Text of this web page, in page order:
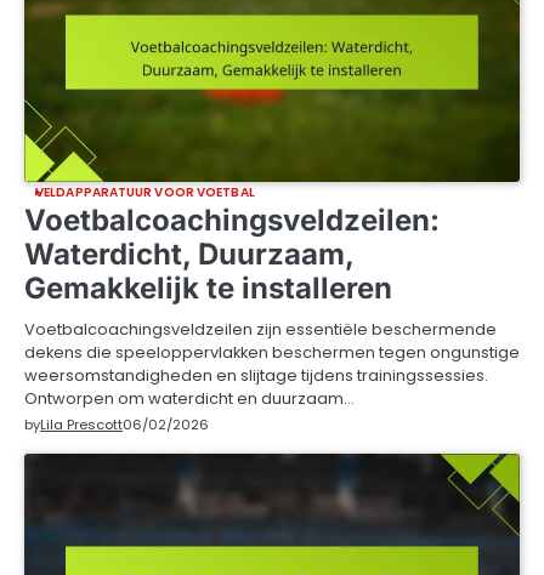
VELDAPPARATUUR VOOR VOETBAL
Voetbalcoachingsveldzeilen:
Waterdicht, Duurzaam,
Gemakkelijk te installeren
Voetbalcoachingsveldzeilen zijn essentiële beschermende
dekens die speeloppervlakken beschermen tegen ongunstige
weersomstandigheden en slijtage tijdens trainingssessies.
Ontworpen om waterdicht en duurzaam…
byLila Prescott06/02/2026